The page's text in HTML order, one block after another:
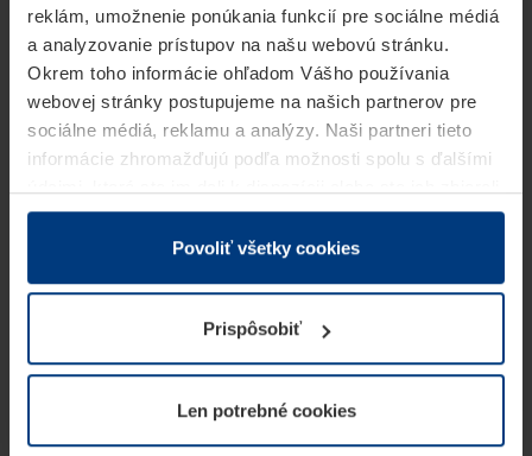
reklám, umožnenie ponúkania funkcií pre sociálne médiá
a analyzovanie prístupov na našu webovú stránku.
Okrem toho informácie ohľadom Vášho používania
webovej stránky postupujeme na našich partnerov pre
sociálne médiá, reklamu a analýzy. Naši partneri tieto
informácie zhromažďujú podľa možnosti spolu s ďalšími
v rámci Vášho využívania služieb.
Z právneho hľadiska môžeme cookies ukladať na Vašom
prevádzku tejto stránky. Pre všetky ostatné typy cookie
potrebujeme Vaše povolenie. Vaše povolenie môžete
kedykoľvek zmeniť alebo odvolať vo vysvetlení cookie
našej webovej stránky.
Povoliť všetky cookies
Prispôsobiť
Len potrebné cookies